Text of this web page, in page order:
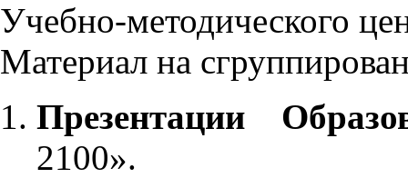
Учебно-методического
Материал на
Презентации
2100».